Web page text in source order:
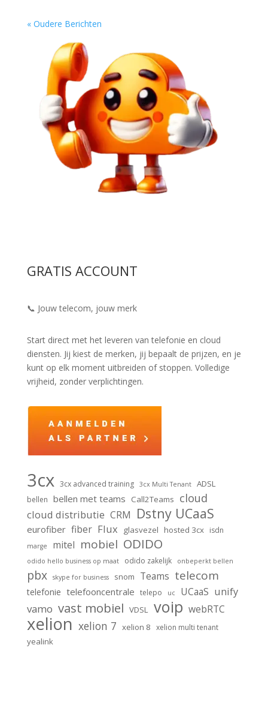
« Oudere Berichten
GRATIS ACCOUNT
📞 Jouw telecom, jouw merk
Start direct met het leveren van telefonie en cloud
diensten. Jij kiest de merken, jij bepaalt de prijzen, en je
kunt op elk moment uitbreiden of stoppen. Volledige
vrijheid, zonder verplichtingen.
3cx 3cx advanced training 3cx Multi Tenant ADSL
bellen bellen met teams Call2Teams cloud
cloud distributie CRM Dstny UCaaS
eurofiber fiber Flux glasvezel hosted 3cx isdn
marge mitel mobiel ODIDO
odido hello business op maat odido zakelijk onbeperkt bellen
pbx skype for business snom Teams telecom
telefonie telefooncentrale telepo uc UCaaS unify
vamo vast mobiel VDSL voip webRTC
xelion xelion 7 xelion 8 xelion multi tenant
yealink